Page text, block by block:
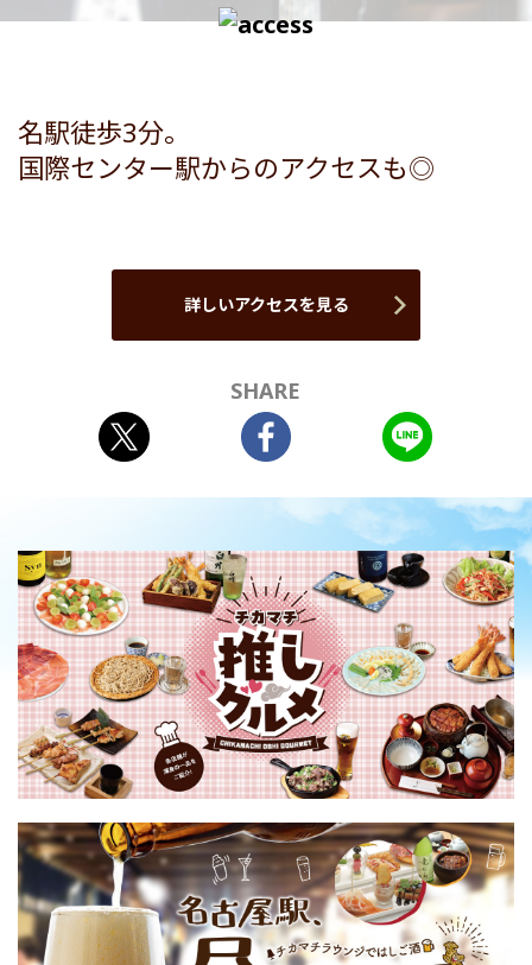
名駅徒歩3分。
国際センター駅からのアクセスも◎
詳しいアクセスを見る
SHARE